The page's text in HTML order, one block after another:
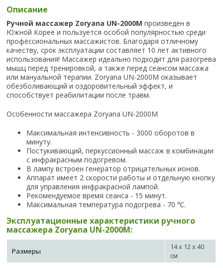
Описание
Ручной массажер Zoryana UN-2000M произведен в
Южной Корее и пользуется особой популярностью среди
профессиональных массажистов. Благодаря отличному
качеству, срок эксплуатации составляет 10 лет активного
использования! Массажер идеально подходит для разогрева
мышц перед тренировкой, а также перед сеансом массажа
или мануальной терапии. Zoryana UN-2000M оказывает
обезболивающий и оздоровительный эффект, и
способствует реабилитации после травм.
Особенности массажера Zoryana UN-2000M
Максимальная интенсивность - 3000 оборотов в
минуту.
Постукивающий, перкуссионный массаж в комбинации
с инфракрасным подогревом.
В лампу встроен генератор отрицательных ионов.
Аппарат имеет 2 скорости работы и отдельную кнопку
для управления инфракрасной лампой.
Рекомендуемое время сеанса - 15 минут.
Максимальная температура подогрева - 70 ℃.
Эксплуатационные характеристики ручного
массажера Zoryana UN-2000M:
Размеры
14 х 12 х 40
см